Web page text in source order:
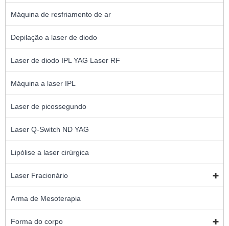
Máquina de resfriamento de ar
Depilação a laser de diodo
Laser de diodo IPL YAG Laser RF
Máquina a laser IPL
Laser de picossegundo
Laser Q-Switch ND YAG
Lipólise a laser cirúrgica
Laser Fracionário
Arma de Mesoterapia
Forma do corpo